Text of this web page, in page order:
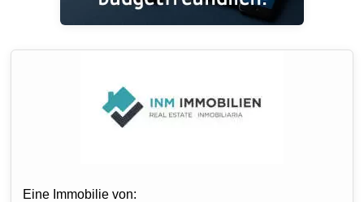
Eine Immobilie von: